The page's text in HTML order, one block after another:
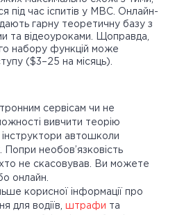
під час іспитів у МВС. Онлайн-
гарну теоретичну базу з
та відеоуроками. Щоправда,
набору функцій може
($3–25 на місяць).
сервісам чи не
вивчити теорію
інструктори автошколи
необов’язковість
не скасовував. Ви можете
онлайн.
корисної інформації про
для водіїв,
штрафи та